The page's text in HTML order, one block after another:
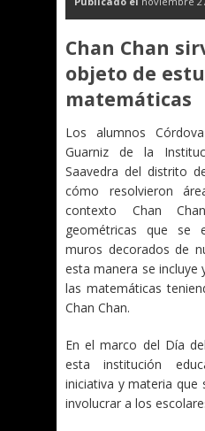
Chan Chan
objeto de
matemáticas
Los alumnos
Guarniz de la
Saavedra del distrito
cómo resolvieron
contexto Chan
geométricas que se
muros decorados de
esta manera se incluye
las matemáticas
Chan Chan.
En el marco del Día
esta institución
iniciativa y materia que
involucrar a los